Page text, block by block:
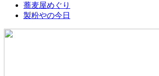
蕎麦屋めぐり
製粉やの今日